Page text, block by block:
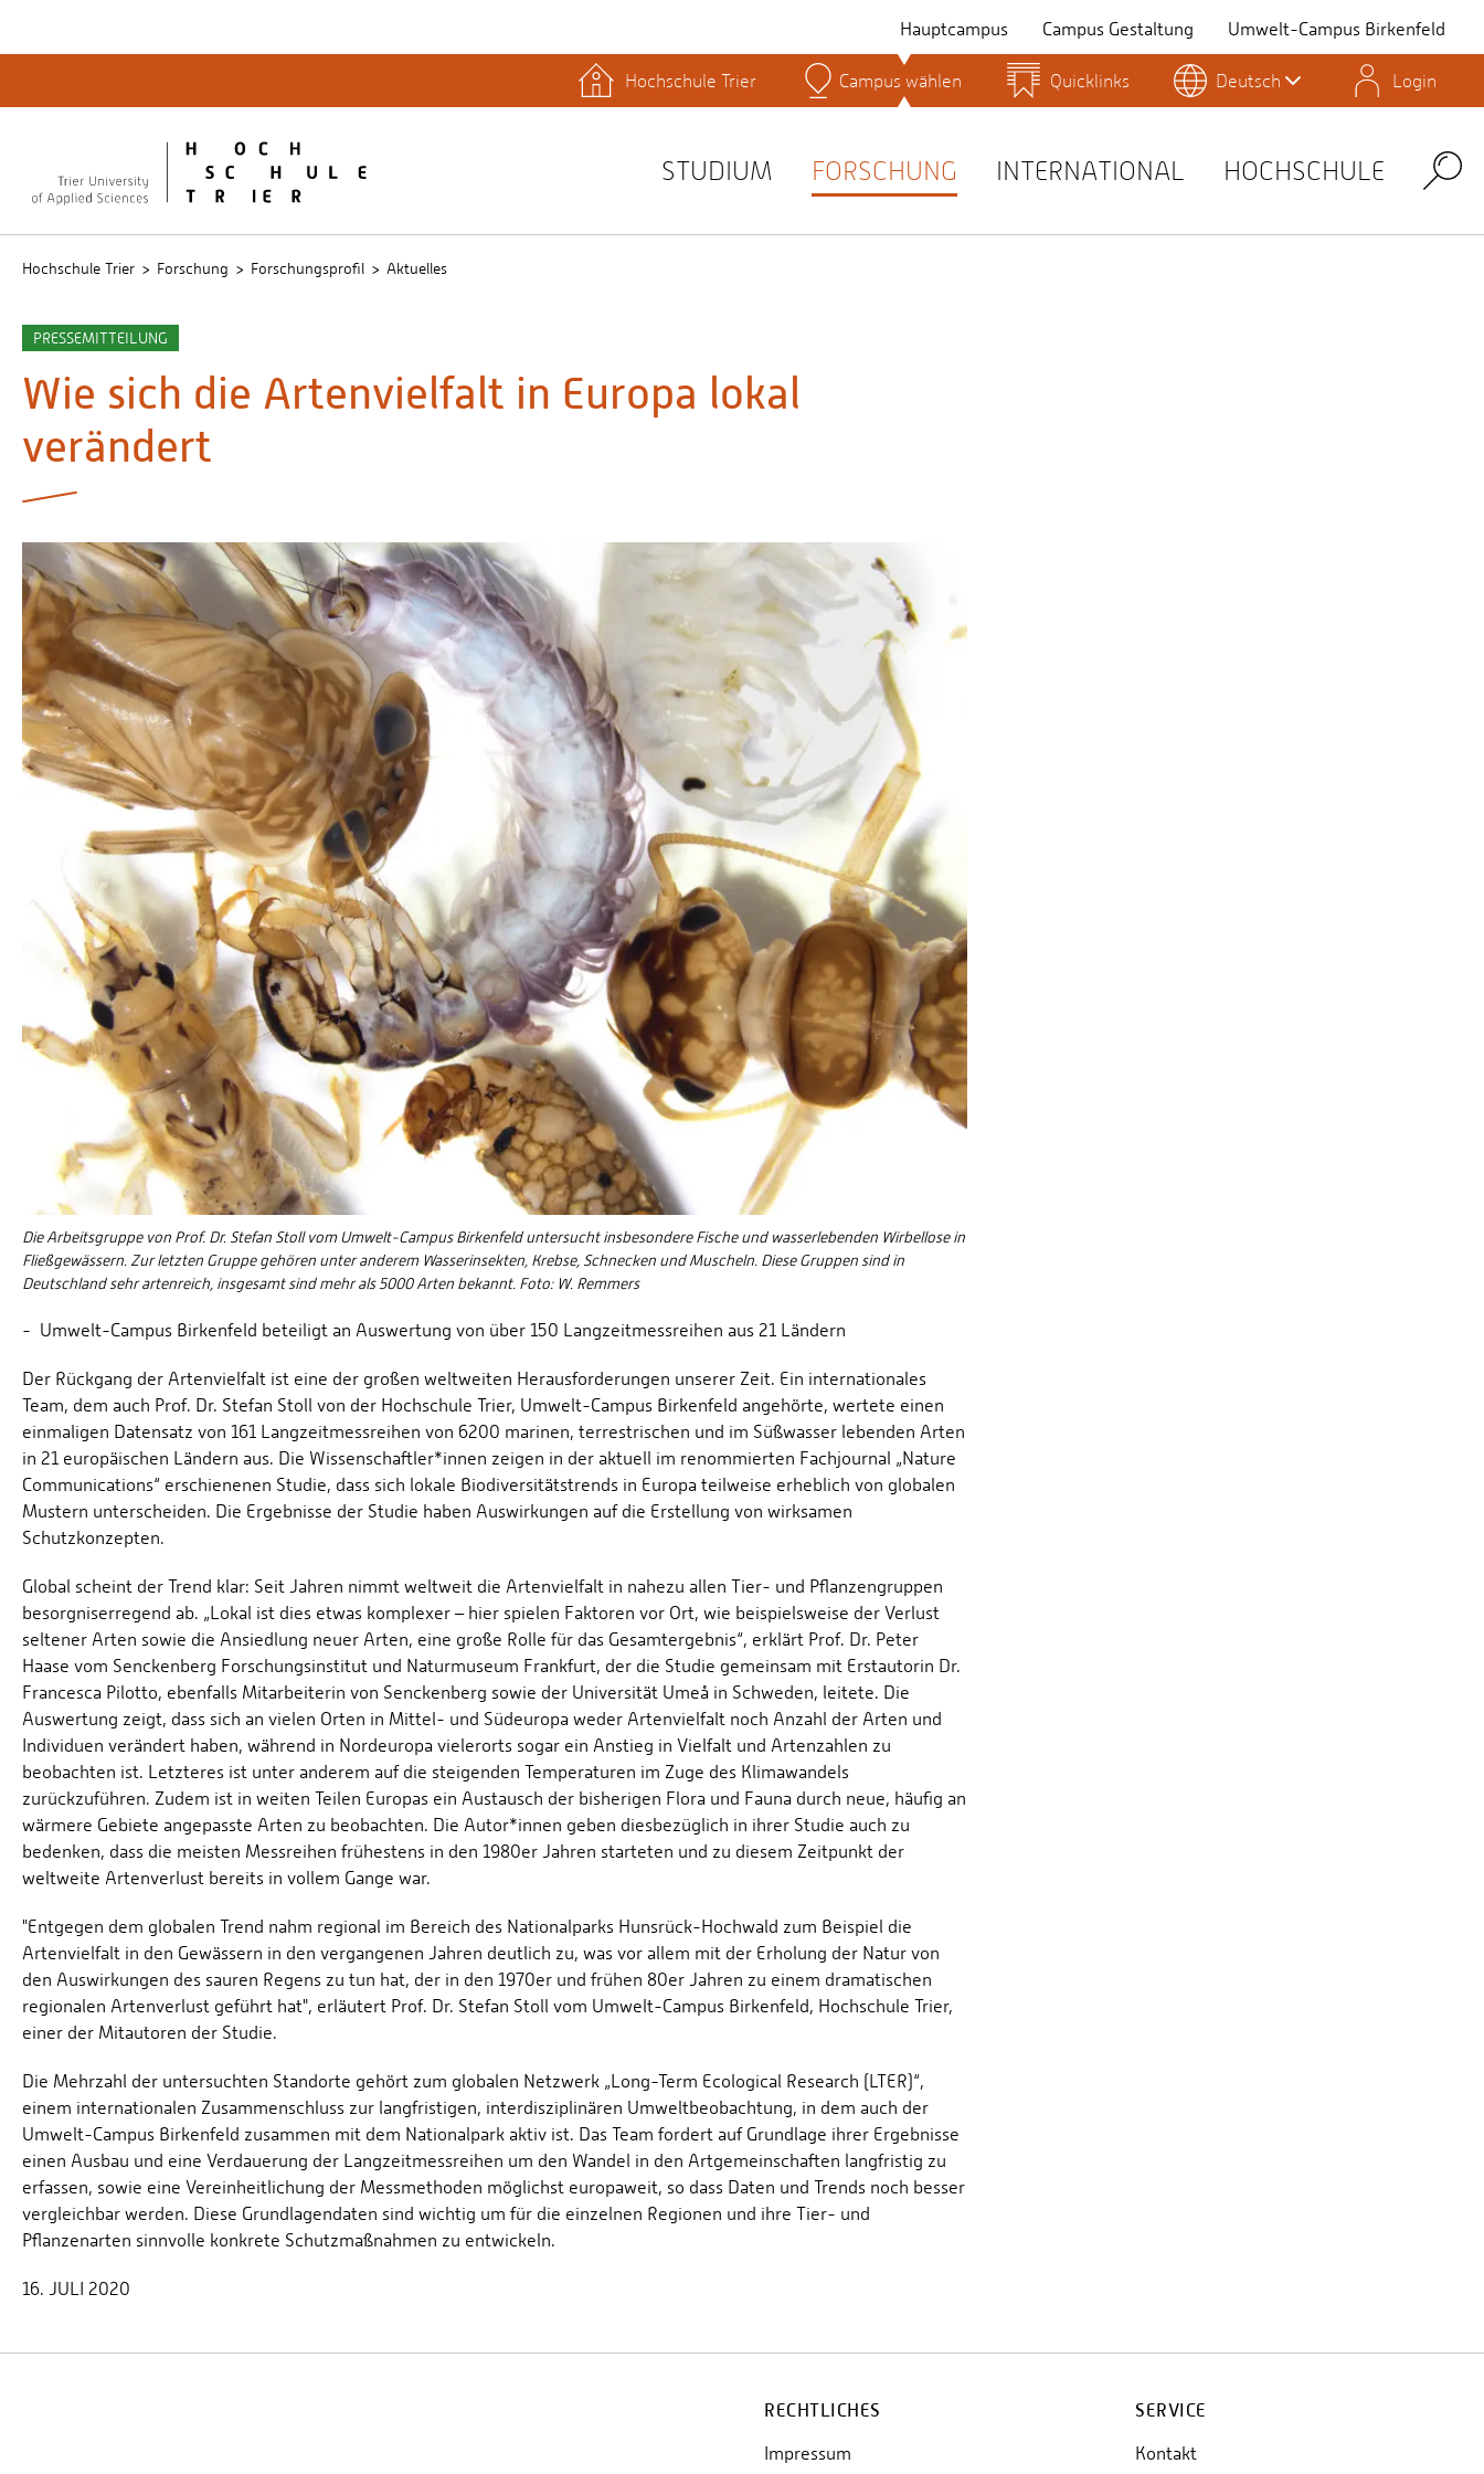
Hauptcampus Campus Gestaltung Umwelt-Campus Birkenfeld
Lernplattformen
Personensuche
Studienservice
Stud.IP
Hochschule Trier Campus wählen Quicklinks Deutsch Login
STUDIUM FORSCHUNG INTERNATIONAL HOCHSCHULE Search
Hochschule Trier Forschung Forschungsprofil Aktuelles
PRESSEMITTEILUNG
Wie sich die Artenvielfalt in Europa lokal
verändert
Die Arbeitsgruppe von Prof. Dr. Stefan Stoll vom Umwelt-Campus Birkenfeld untersucht insbesondere Fische und wasserlebenden Wirbellose in
Fließgewässern. Zur letzten Gruppe gehören unter anderem Wasserinsekten, Krebse, Schnecken und Muscheln. Diese Gruppen sind in
Deutschland sehr artenreich, insgesamt sind mehr als 5000 Arten bekannt. Foto: W. Remmers
- Umwelt-Campus Birkenfeld beteiligt an Auswertung von über 150 Langzeitmessreihen aus 21 Ländern
Der Rückgang der Artenvielfalt ist eine der großen weltweiten Herausforderungen unserer Zeit. Ein internationales
Team, dem auch Prof. Dr. Stefan Stoll von der Hochschule Trier, Umwelt-Campus Birkenfeld angehörte, wertete einen
einmaligen Datensatz von 161 Langzeitmessreihen von 6200 marinen, terrestrischen und im Süßwasser lebenden Arten
in 21 europäischen Ländern aus. Die Wissenschaftler*innen zeigen in der aktuell im renommierten Fachjournal „Nature
Communications“ erschienenen Studie, dass sich lokale Biodiversitätstrends in Europa teilweise erheblich von globalen
Mustern unterscheiden. Die Ergebnisse der Studie haben Auswirkungen auf die Erstellung von wirksamen
Schutzkonzepten.
Global scheint der Trend klar: Seit Jahren nimmt weltweit die Artenvielfalt in nahezu allen Tier- und Pflanzengruppen
besorgniserregend ab. „Lokal ist dies etwas komplexer – hier spielen Faktoren vor Ort, wie beispielsweise der Verlust
seltener Arten sowie die Ansiedlung neuer Arten, eine große Rolle für das Gesamtergebnis“, erklärt Prof. Dr. Peter
Haase vom Senckenberg Forschungsinstitut und Naturmuseum Frankfurt, der die Studie gemeinsam mit Erstautorin Dr.
Francesca Pilotto, ebenfalls Mitarbeiterin von Senckenberg sowie der Universität Umeå in Schweden, leitete. Die
Auswertung zeigt, dass sich an vielen Orten in Mittel- und Südeuropa weder Artenvielfalt noch Anzahl der Arten und
Individuen verändert haben, während in Nordeuropa vielerorts sogar ein Anstieg in Vielfalt und Artenzahlen zu
beobachten ist. Letzteres ist unter anderem auf die steigenden Temperaturen im Zuge des Klimawandels
zurückzuführen. Zudem ist in weiten Teilen Europas ein Austausch der bisherigen Flora und Fauna durch neue, häufig an
wärmere Gebiete angepasste Arten zu beobachten. Die Autor*innen geben diesbezüglich in ihrer Studie auch zu
bedenken, dass die meisten Messreihen frühestens in den 1980er Jahren starteten und zu diesem Zeitpunkt der
weltweite Artenverlust bereits in vollem Gange war.
"Entgegen dem globalen Trend nahm regional im Bereich des Nationalparks Hunsrück-Hochwald zum Beispiel die
Artenvielfalt in den Gewässern in den vergangenen Jahren deutlich zu, was vor allem mit der Erholung der Natur von
den Auswirkungen des sauren Regens zu tun hat, der in den 1970er und frühen 80er Jahren zu einem dramatischen
regionalen Artenverlust geführt hat", erläutert Prof. Dr. Stefan Stoll vom Umwelt-Campus Birkenfeld, Hochschule Trier,
einer der Mitautoren der Studie.
Die Mehrzahl der untersuchten Standorte gehört zum globalen Netzwerk „Long-Term Ecological Research (LTER)“,
einem internationalen Zusammenschluss zur langfristigen, interdisziplinären Umweltbeobachtung, in dem auch der
Umwelt-Campus Birkenfeld zusammen mit dem Nationalpark aktiv ist. Das Team fordert auf Grundlage ihrer Ergebnisse
einen Ausbau und eine Verdauerung der Langzeitmessreihen um den Wandel in den Artgemeinschaften langfristig zu
erfassen, sowie eine Vereinheitlichung der Messmethoden möglichst europaweit, so dass Daten und Trends noch besser
vergleichbar werden. Diese Grundlagendaten sind wichtig um für die einzelnen Regionen und ihre Tier- und
Pflanzenarten sinnvolle konkrete Schutzmaßnahmen zu entwickeln.
16. JULI 2020
RECHTLICHES
Impressum
SERVICE
Kontakt